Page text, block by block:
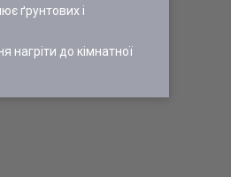
ґрунтових і
нагріти до кімнатної